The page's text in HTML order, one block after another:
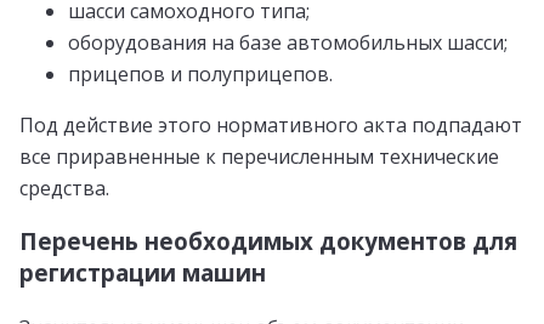
шасси самоходного типа;
оборудования на базе автомобильных шасси;
прицепов и полуприцепов.
Под действие этого нормативного акта подпадают
все приравненные к перечисленным технические
средства.
Перечень необходимых документов для
регистрации машин